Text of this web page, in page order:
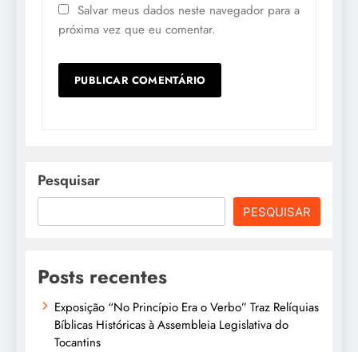
Salvar meus dados neste navegador para a
próxima vez que eu comentar.
Pesquisar
PESQUISAR
Posts recentes
Exposição “No Princípio Era o Verbo” Traz Relíquias
Bíblicas Históricas à Assembleia Legislativa do
Tocantins